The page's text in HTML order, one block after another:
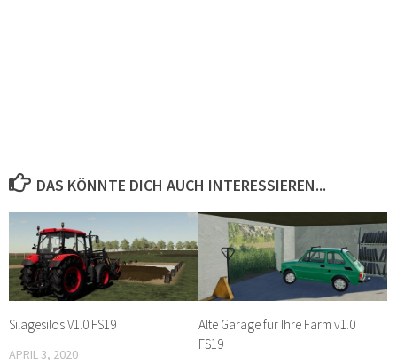
DAS KÖNNTE DICH AUCH INTERESSIEREN...
Silagesilos V1.0 FS19
APRIL 3, 2020
Alte Garage für Ihre Farm v1.0
FS19